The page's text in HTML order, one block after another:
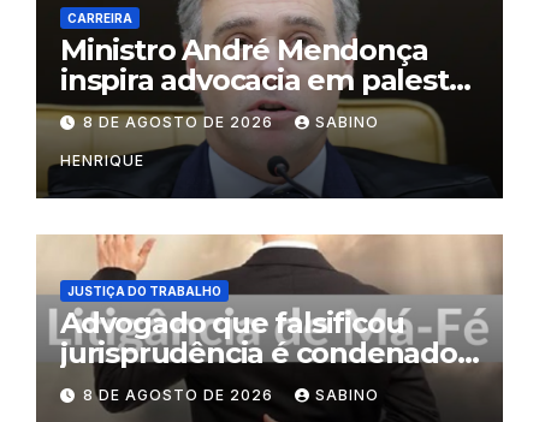
CARREIRA
Ministro André Mendonça
inspira advocacia em palestra
na OAB do Rio
8 DE AGOSTO DE 2026 SABINO
HENRIQUE
JUSTIÇA DO TRABALHO
Advogado que falsificou
jurisprudência é condenado
por litigância de má-fé
8 DE AGOSTO DE 2026 SABINO